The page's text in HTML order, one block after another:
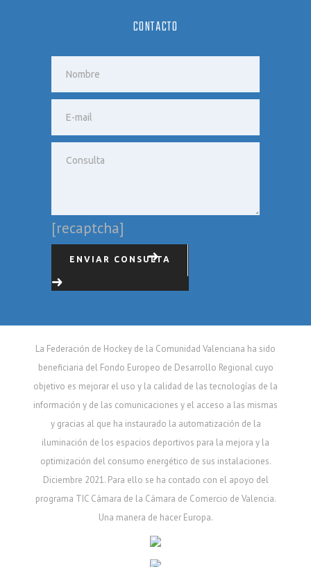
CONTACTO
[recaptcha]
ENVIAR CONSULTA
La Federación de Hockey de la Comunidad Valenciana ha sido
beneficiaria del Fondo Europeo de Desarrollo Regional cuyo
objetivo es mejorar el uso y la calidad de las tecnologías de la
información y de las comunicaciones y el acceso a las mismas
y gracias al que ha instaurado la automatización de la
iluminación de los espacios deportivos para la mejora y la
optimización del consumo energético de sus instalaciones.
Diciembre 2021. Para ello se ha contado con el apoyo del
programa TIC Cámara de la Cámara de Comercio de Valencia.
Una manera de hacer Europa.